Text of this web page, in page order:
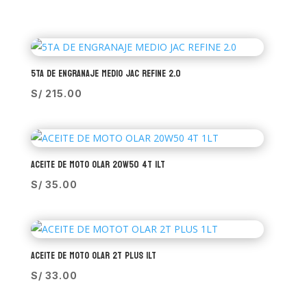
5TA DE ENGRANAJE MEDIO JAC REFINE 2.0
S/ 215.00
ACEITE DE MOTO OLAR 20W50 4T 1LT
S/ 35.00
ACEITE DE MOTO OLAR 2T PLUS 1LT
S/ 33.00